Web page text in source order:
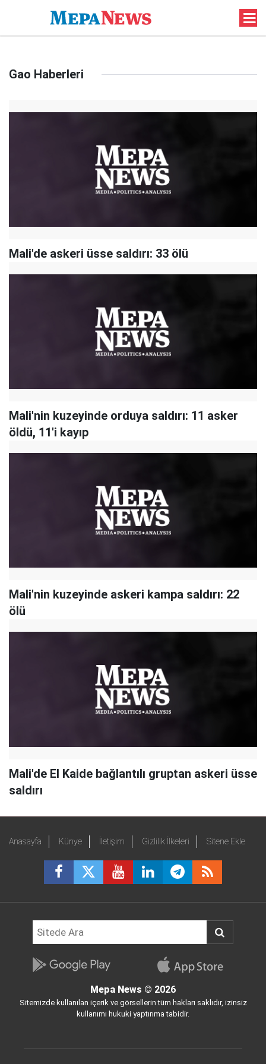
Gao Haberleri
Mali'de askeri üsse saldırı: 33 ölü
Mali'nin kuzeyinde orduya saldırı: 11 asker
öldü, 11'i kayıp
Mali'nin kuzeyinde askeri kampa saldırı: 22
ölü
Mali'de El Kaide bağlantılı gruptan askeri üsse
saldırı
Anasayfa Künye İletişim Gizlilik İlkeleri Sitene Ekle
Mepa News © 2026
Sitemizde kullanılan içerik ve görsellerin tüm hakları saklıdır, izinsiz
kullanımı hukuki yaptırıma tabidir.